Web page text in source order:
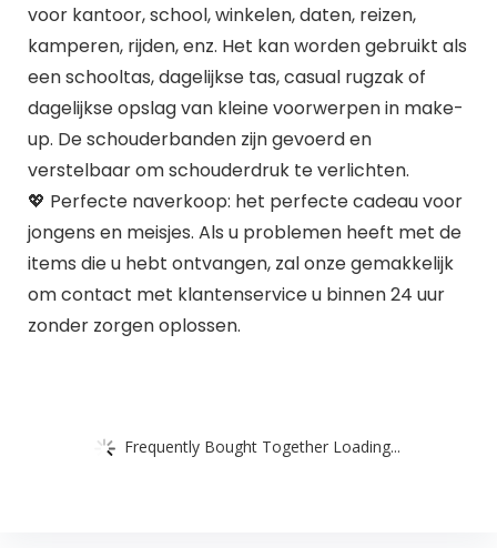
voor kantoor, school, winkelen, daten, reizen,
kamperen, rijden, enz. Het kan worden gebruikt als
een schooltas, dagelijkse tas, casual rugzak of
dagelijkse opslag van kleine voorwerpen in make-
up. De schouderbanden zijn gevoerd en
verstelbaar om schouderdruk te verlichten.
💖 Perfecte naverkoop: het perfecte cadeau voor
jongens en meisjes. Als u problemen heeft met de
items die u hebt ontvangen, zal onze gemakkelijk
om contact met klantenservice u binnen 24 uur
zonder zorgen oplossen.
Frequently Bought Together Loading...